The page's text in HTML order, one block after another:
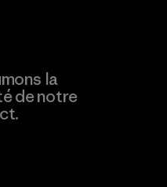
la
de notre